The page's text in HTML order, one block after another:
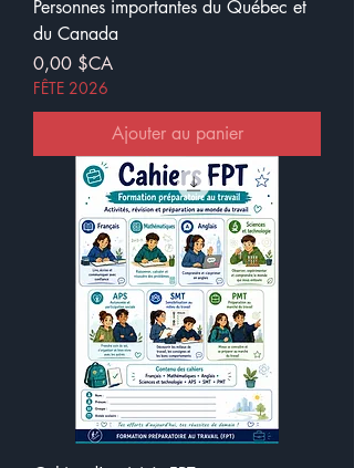
Personnes importantes du Québec et
du Canada
Prix
0,00 $CA
FÊTE 2026
Ajouter au panier